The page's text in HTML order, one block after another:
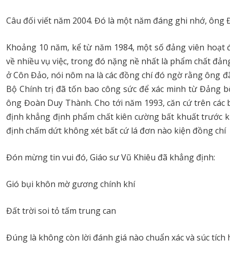
Câu đối viết năm 2004. Đó là một năm đáng ghi nhớ,
Khoảng 10 năm, kể từ năm 1984, một số đảng viên
về nhiều vụ việc, trong đó nặng nề nhất là phẩm chất
ở Côn Đảo, nói nôm na là các đồng chí đó ngờ rằng ông
Bộ Chính trị đã tốn bao công sức để xác minh từ Đảng
ông Đoàn Duy Thành. Cho tới năm 1993, căn cứ trên
định khẳng định phẩm chất kiên cường bất khuất trước
định chấm dứt không xét bất cứ lá đơn nào kiện đồng
Đón mừng tin vui đó, Giáo sư Vũ Khiêu đã khẳng định:
Gió bụi khôn mờ gương chính khí
Đất trời soi tỏ tấm trung can
Đúng là không còn lời đánh giá nào chuẩn xác và súc tích